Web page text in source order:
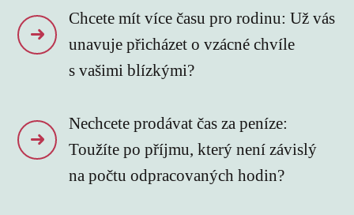
Chcete mít více času pro rodinu: Už vás
unavuje přicházet o vzácné chvíle
s vašimi blízkými?
Nechcete prodávat čas za peníze:
Toužíte po příjmu, který není závislý
na počtu odpracovaných hodin?